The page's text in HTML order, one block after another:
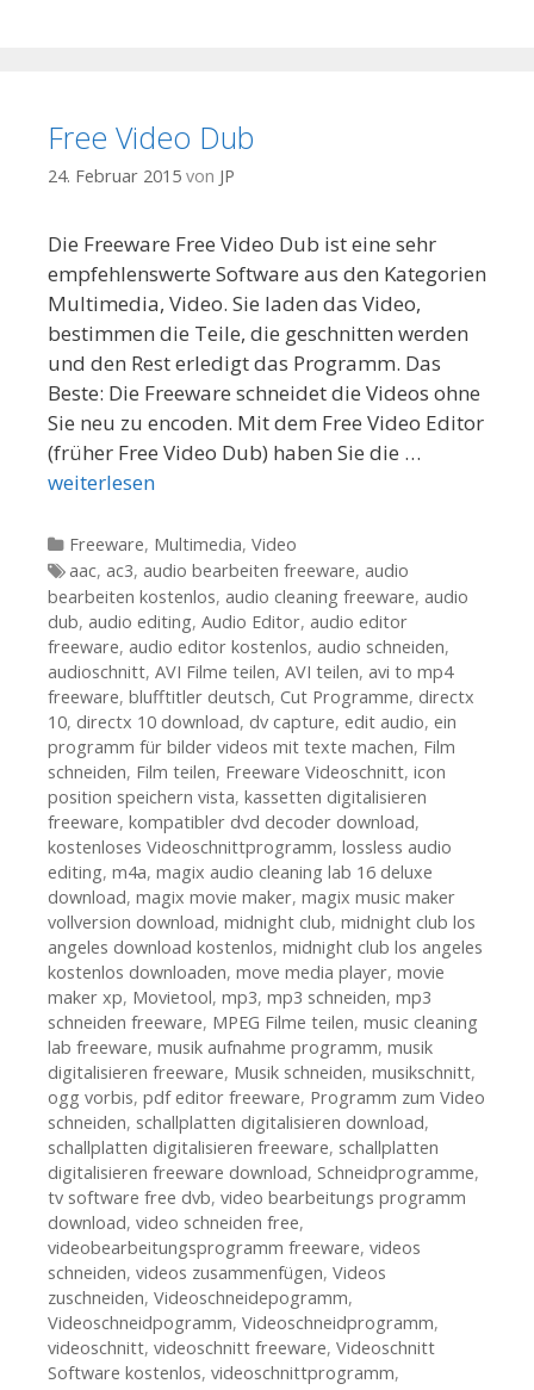
Free Video Dub
24. Februar 2015 von JP
Die Freeware Free Video Dub ist eine sehr
empfehlenswerte Software aus den Kategorien
Multimedia, Video. Sie laden das Video,
bestimmen die Teile, die geschnitten werden
und den Rest erledigt das Programm. Das
Beste: Die Freeware schneidet die Videos ohne
Sie neu zu encoden. Mit dem Free Video Editor
(früher Free Video Dub) haben Sie die …
weiterlesen
Kategorien
Freeware, Multimedia, Video
Tags
aac, ac3, audio bearbeiten freeware, audio
bearbeiten kostenlos, audio cleaning freeware, audio
dub, audio editing, Audio Editor, audio editor
freeware, audio editor kostenlos, audio schneiden,
audioschnitt, AVI Filme teilen, AVI teilen, avi to mp4
freeware, blufftitler deutsch, Cut Programme, directx
10, directx 10 download, dv capture, edit audio, ein
programm für bilder videos mit texte machen, Film
schneiden, Film teilen, Freeware Videoschnitt, icon
position speichern vista, kassetten digitalisieren
freeware, kompatibler dvd decoder download,
kostenloses Videoschnittprogramm, lossless audio
editing, m4a, magix audio cleaning lab 16 deluxe
download, magix movie maker, magix music maker
vollversion download, midnight club, midnight club los
angeles download kostenlos, midnight club los angeles
kostenlos downloaden, move media player, movie
maker xp, Movietool, mp3, mp3 schneiden, mp3
schneiden freeware, MPEG Filme teilen, music cleaning
lab freeware, musik aufnahme programm, musik
digitalisieren freeware, Musik schneiden, musikschnitt,
ogg vorbis, pdf editor freeware, Programm zum Video
schneiden, schallplatten digitalisieren download,
schallplatten digitalisieren freeware, schallplatten
digitalisieren freeware download, Schneidprogramme,
tv software free dvb, video bearbeitungs programm
download, video schneiden free,
videobearbeitungsprogramm freeware, videos
schneiden, videos zusammenfügen, Videos
zuschneiden, Videoschneidepogramm,
Videoschneidpogramm, Videoschneidprogramm,
videoschnitt, videoschnitt freeware, Videoschnitt
Software kostenlos, videoschnittprogramm,